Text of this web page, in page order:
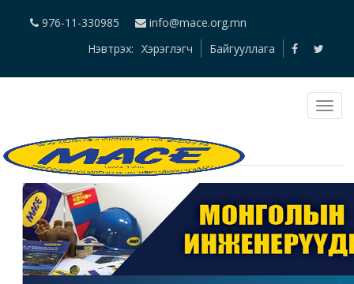
976-11-330985
info@mace.org.mn
Нэвтрэх: Хэрэглэгч Байгууллага